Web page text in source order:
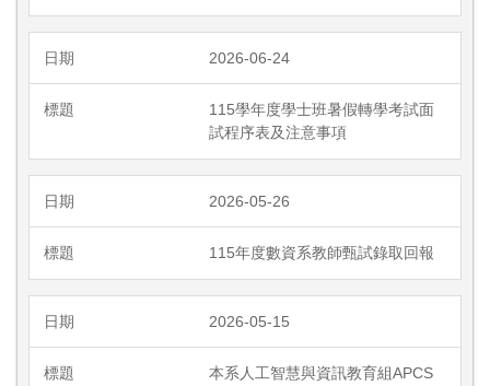
2026-06-24
115學年度學士班暑假轉學考試面
試程序表及注意事項
2026-05-26
115年度數資系教師甄試錄取回報
2026-05-15
本系人工智慧與資訊教育組APCS